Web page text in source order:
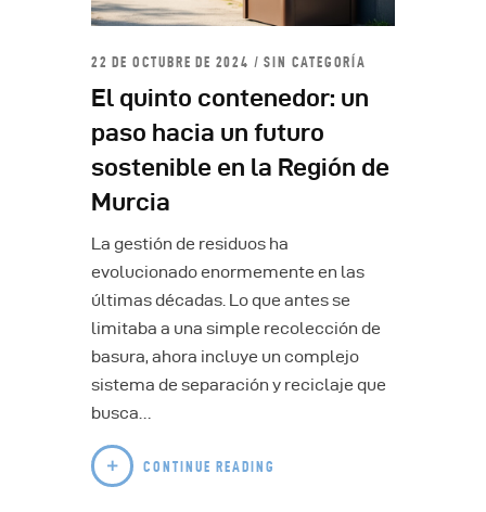
22 DE OCTUBRE DE 2024 SIN CATEGORÍA
El quinto contenedor: un
paso hacia un futuro
sostenible en la Región de
Murcia
La gestión de residuos ha
evolucionado enormemente en las
últimas décadas. Lo que antes se
limitaba a una simple recolección de
basura, ahora incluye un complejo
sistema de separación y reciclaje que
busca…
CONTINUE READING